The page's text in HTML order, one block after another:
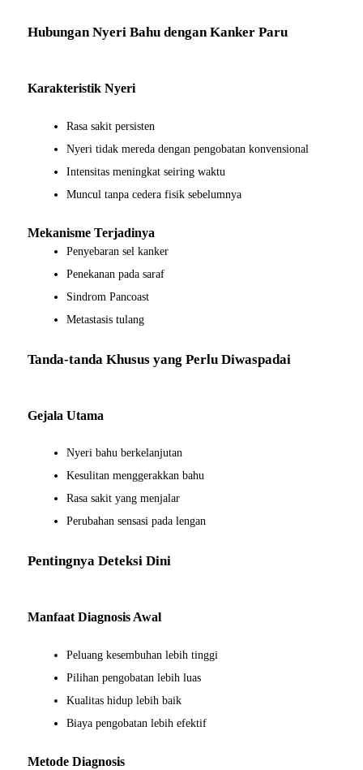
Hubungan Nyeri Bahu dengan Kanker Paru
Karakteristik Nyeri
Rasa sakit persisten
Nyeri tidak mereda dengan pengobatan konvensional
Intensitas meningkat seiring waktu
Muncul tanpa cedera fisik sebelumnya
Mekanisme Terjadinya
Penyebaran sel kanker
Penekanan pada saraf
Sindrom Pancoast
Metastasis tulang
Tanda-tanda Khusus yang Perlu Diwaspadai
Gejala Utama
Nyeri bahu berkelanjutan
Kesulitan menggerakkan bahu
Rasa sakit yang menjalar
Perubahan sensasi pada lengan
Pentingnya Deteksi Dini
Manfaat Diagnosis Awal
Peluang kesembuhan lebih tinggi
Pilihan pengobatan lebih luas
Kualitas hidup lebih baik
Biaya pengobatan lebih efektif
Metode Diagnosis